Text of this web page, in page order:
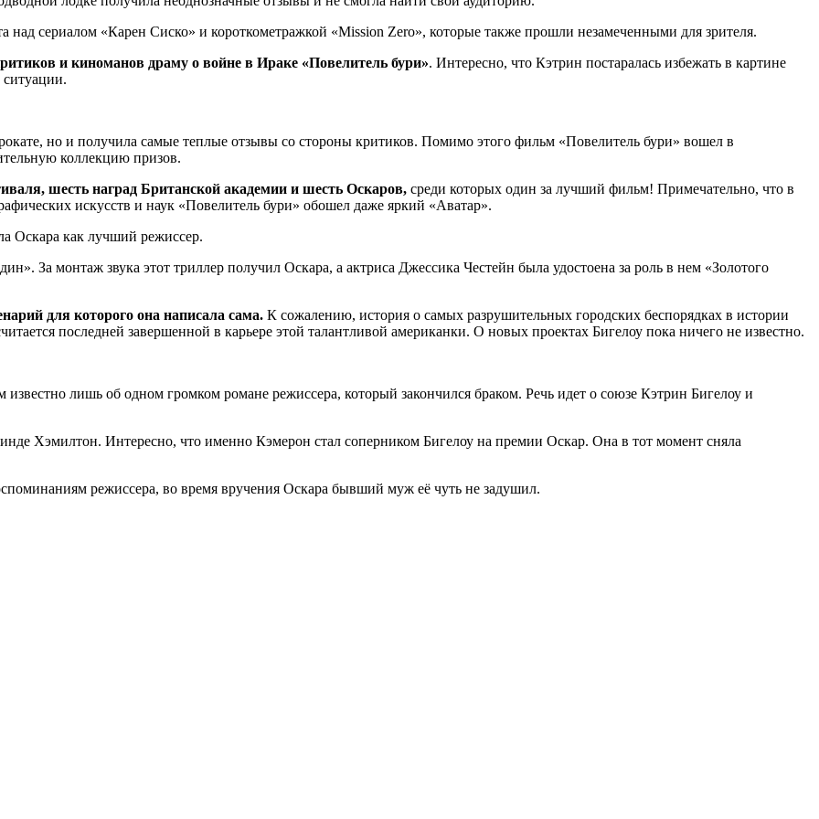
над сериалом «Карен Сиско» и короткометражкой «Mission Zero», которые также прошли незамеченными для зрителя.
и киноманов драму о войне в Ираке «Повелитель бури». Интересно, что Кэтрин постаралась избежать в картине
но и получила самые теплые отзывы со стороны критиков. Помимо этого фильм «Повелитель бури» вошел в
коллекцию призов.
шесть наград Британской академии и шесть Оскаров, среди которых один за лучший фильм! Примечательно, что в
искусств и наук «Повелитель бури» обошел даже яркий «Аватар».
Оскара как лучший режиссер.
За монтаж звука этот триллер получил Оскара, а актриса Джессика Честейн была удостоена за роль в нем «Золотого
для которого она написала сама. К сожалению, история о самых разрушительных городских беспорядках в истории
последней завершенной в карьере этой талантливой американки. О новых проектах Бигелоу пока ничего не известно.
лишь об одном громком романе режиссера, который закончился браком. Речь идет о союзе Кэтрин Бигелоу и
Хэмилтон. Интересно, что именно Кэмерон стал соперником Бигелоу на премии Оскар. Она в тот момент сняла
режиссера, во время вручения Оскара бывший муж её чуть не задушил.